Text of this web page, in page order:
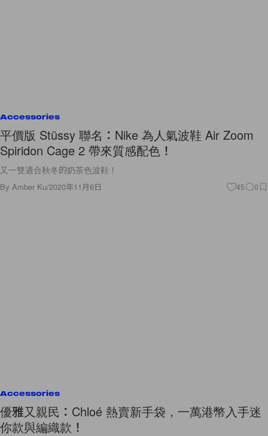
Accessories
平價版 Stüssy 聯名：Nike 為人氣波鞋 Air Zoom
Spiridon Cage 2 帶來質感配色！
又一雙適合秋冬的奶茶色波鞋！
By Amber Ku/2020年11月6日 45 0
Accessories
優雅又親民：Chloé 熱賣新手袋，一萬港幣入手迷
你款與編織款！